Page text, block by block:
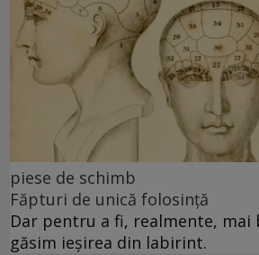
piese de schimb
Făpturi de unică folosință
Dar pentru a fi, realmente, mai
găsim ieșirea din labirint.